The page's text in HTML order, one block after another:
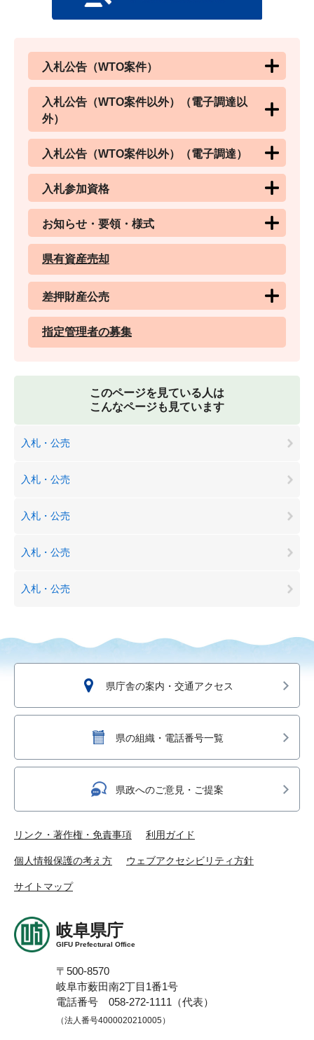
入札公告（WTO案件）
入札公告（WTO案件以外）（電子調達以
外）
入札公告（WTO案件以外）（電子調達）
入札参加資格
お知らせ・要領・様式
県有資産売却
差押財産公売
指定管理者の募集
このページを見ている人は
こんなページも見ています
入札・公売
入札・公売
入札・公売
入札・公売
入札・公売
県庁舎の案内・交通アクセス
県の組織・電話番号一覧
県政へのご意見・ご提案
リンク・著作権・免責事項 利用ガイド
個人情報保護の考え方 ウェブアクセシビリティ方針
サイトマップ
岐阜県庁
GIFU Prefectural Office
〒500-8570
岐阜市薮田南2丁目1番1号
電話番号 058-272-1111（代表）
（法人番号4000020210005）